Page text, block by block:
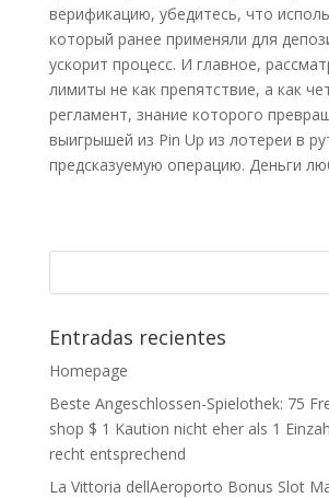
верификацию, убедитесь, что
который ранее применяли для
ускорит процесс. И главное,
лимиты не как препятствие, а как
регламент, знание которого
выигрышей из Pin Up из лотереи в
предсказуемую операцию. Деньги
Entradas recientes
Homepage
Beste Angeschlossen-Spielothek: 75
shop $ 1 Kaution nicht eher als 1
recht entsprechend
La Vittoria dellAeroporto Bonus Slot